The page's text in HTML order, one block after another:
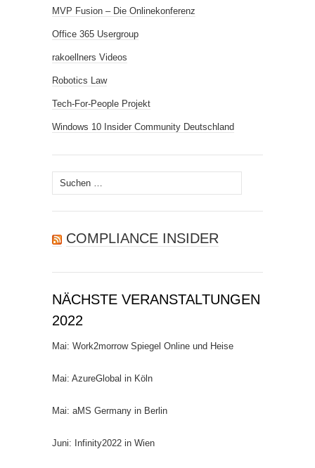
MVP Fusion – Die Onlinekonferenz
Office 365 Usergroup
rakoellners Videos
Robotics Law
Tech-For-People Projekt
Windows 10 Insider Community Deutschland
Suchen
nach:
COMPLIANCE INSIDER
NÄCHSTE VERANSTALTUNGEN
2022
Mai: Work2morrow Spiegel Online und Heise
Mai: AzureGlobal in Köln
Mai: aMS Germany in Berlin
Juni: Infinity2022 in Wien